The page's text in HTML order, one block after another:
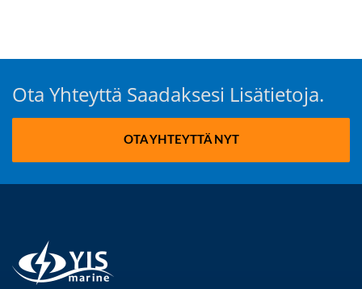
Ota Yhteyttä Saadaksesi Lisätietoja.
OTA YHTEYTTÄ NYT